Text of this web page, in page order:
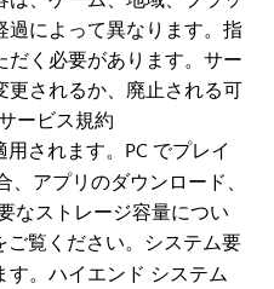
過によって異なります。指
く必要があります。サー
更されるか、廃止される可
ービス規約
用されます。PC でプレイ
アプリのダウンロード、
なストレージ容量につい
ご覧ください。システム要
。ハイエンド システム